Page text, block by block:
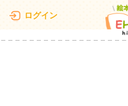
ログイン